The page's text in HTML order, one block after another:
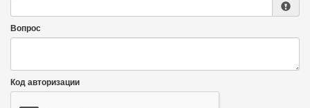
Вопрос
Код авторизации